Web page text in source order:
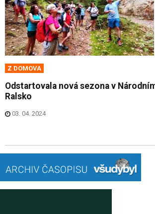
Z DOMOVA
Odstartovala nová sezona v
Ralsko
03. 04. 2024